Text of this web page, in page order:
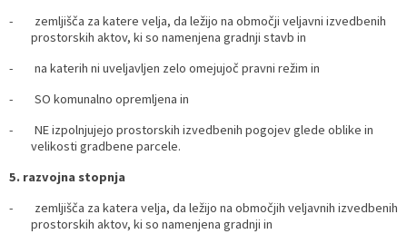
- zemljišča za katere velja, da ležijo na območji veljavni izvedbenih
prostorskih aktov, ki so namenjena gradnji stavb in
- na katerih ni uveljavljen zelo omejujoč pravni režim in
- SO komunalno opremljena in
- NE izpolnjujejo prostorskih izvedbenih pogojev glede oblike in
velikosti gradbene parcele.
5. razvojna stopnja
- zemljišča za katera velja, da ležijo na območjih veljavnih izvedbenih
prostorskih aktov, ki so namenjena gradnji in